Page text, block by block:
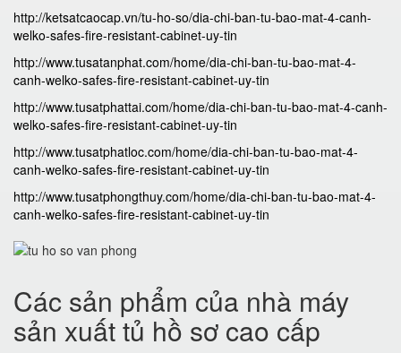
http://ketsatcaocap.vn/tu-ho-so/dia-chi-ban-tu-bao-mat-4-canh-
welko-safes-fire-resistant-cabinet-uy-tin
http://www.tusatanphat.com/home/dia-chi-ban-tu-bao-mat-4-
canh-welko-safes-fire-resistant-cabinet-uy-tin
http://www.tusatphattai.com/home/dia-chi-ban-tu-bao-mat-4-canh-
welko-safes-fire-resistant-cabinet-uy-tin
http://www.tusatphatloc.com/home/dia-chi-ban-tu-bao-mat-4-
canh-welko-safes-fire-resistant-cabinet-uy-tin
http://www.tusatphongthuy.com/home/dia-chi-ban-tu-bao-mat-4-
canh-welko-safes-fire-resistant-cabinet-uy-tin
Các sản phẩm của nhà máy
sản xuất tủ hồ sơ cao cấp